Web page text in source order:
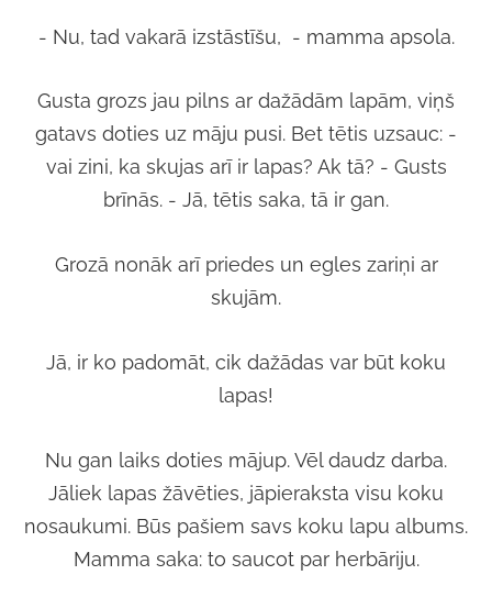
- Nu, tad vakarā izstāstīšu, - mamma apsola.
Gusta grozs jau pilns ar dažādām lapām, viņš
gatavs doties uz māju pusi. Bet tētis uzsauc: -
vai zini, ka skujas arī ir lapas? Ak tā? - Gusts
brīnās. - Jā, tētis saka, tā ir gan.
Grozā nonāk arī priedes un egles zariņi ar
skujām.
Jā, ir ko padomāt, cik dažādas var būt koku
lapas!
Nu gan laiks doties mājup. Vēl daudz darba.
Jāliek lapas žāvēties, jāpieraksta visu koku
nosaukumi. Būs pašiem savs koku lapu albums.
Mamma saka: to saucot par herbāriju.